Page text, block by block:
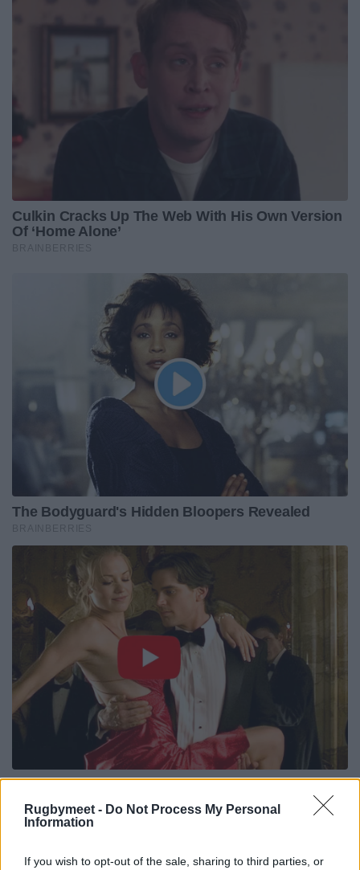
Rugbymeet - Do Not Process My Personal
Information
If you wish to opt-out of the sale, sharing to third parties, or